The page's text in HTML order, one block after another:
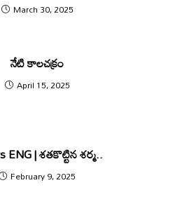
March 30, 2025
నేటి కాలచక్రం
April 15, 2025
ENG | శ‌త‌కొట్టిన శ‌ర్మ‌..
February 9, 2025